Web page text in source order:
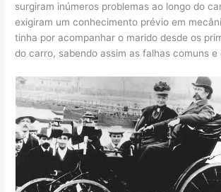
surgiram inúmeros problemas ao longo do
exigiram um conhecimento prévio em
tinha por acompanhar o marido desde os
do carro, sabendo assim as falhas comuns